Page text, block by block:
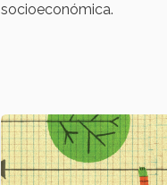
socioeconómica.